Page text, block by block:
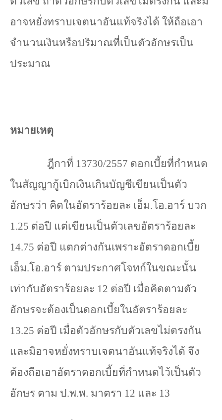
อาจหยั่งทราบเจตนาอันแท้จริงได้ ให้ถือเอา
จำนวนเงินหรือปริมาณที่เป็นตัวอักษรเป็น
ประมาณ
หมายเหตุ
ฎีกาที่ 13730/2557 ดอกเบี้ยที่กำหนด
ในสัญญากู้เบิกเงินเกินบัญชีเขียนเป็นตัว
อักษรว่า คิดในอัตราร้อยละ เอ็ม.โอ.อาร์ บวก
1.25 ต่อปี แต่เขียนเป็นตัวเลขอัตราร้อยละ
14.75 ต่อปี แตกต่างกันเพราะอัตราดอกเบี้ย
เอ็ม.โอ.อาร์ ตามประกาศโจทก์ในขณะนั้น
เท่ากับอัตราร้อยละ 12 ต่อปี เมื่อคิดตามตัว
อักษรจะต้องเป็นดอกเบี้ยในอัตราร้อยละ
13.25 ต่อปี เมื่อตัวอักษรกับตัวเลขไม่ตรงกัน
และมิอาจหยั่งทราบเจตนาอันแท้จริงได้ จึง
ต้องถือเอาอัตราดอกเบี้ยที่กำหนดไว้เป็นตัว
อักษร ตาม ป.พ.พ. มาตรา 12 และ 13